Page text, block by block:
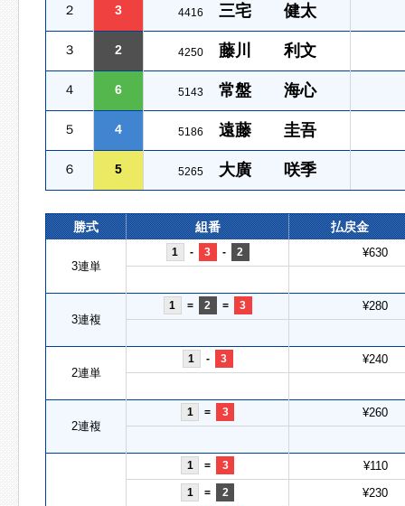
２ 3 4416 三宅 健太
３ 2 4250 藤川 利文
４ 6 5143 常盤 海心
５ 4 5186 遠藤 圭吾
６ 5 5265 大廣 咲季
勝式 組番 払戻金
3連単
1 - 3 - 2 ¥630
3連複
1 = 2 = 3 ¥280
2連単
1 - 3 ¥240
2連複
1 = 3 ¥260
1 = 3 ¥110
1 = 2 ¥230